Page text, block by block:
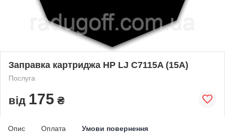
Заправка картриджа HP LJ C7115A (15A)
Послуга
від 175 ₴
Опис Оплата Умови повернення